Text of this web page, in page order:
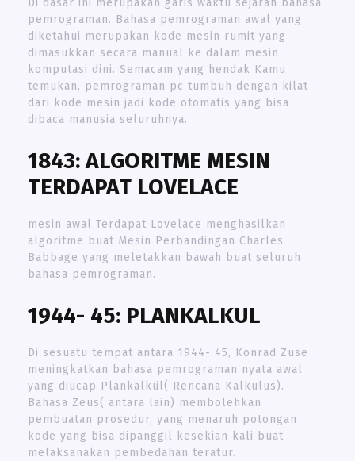
Di dasar ini merupakan garis waktu sejarah bahasa
pemrograman. Bahasa pemrograman awal yang
diketahui merupakan kode mesin rumit yang
dimasukkan secara manual ke dalam mesin
komputasi dini. Semacam yang hendak Kamu
temukan, pemrograman pc tumbuh dengan kilat
dari kode mesin jadi kode otomatis yang bisa
dibaca manusia seluruhnya.
1843: ALGORITME MESIN
TERDAPAT LOVELACE
mesin awal Terdapat Lovelace menghasilkan
algoritme buat Mesin Perbandingan Charles
Babbage yang meletakkan bawah buat seluruh
bahasa pemrograman.
1944- 45: PLANKALKUL
Di sesuatu tempat antara 1944- 45, Konrad Zuse
meningkatkan bahasa pemrograman nyata awal
yang diucap Plankalkül( Rencana Kalkulus).
Bahasa Zeus( antara lain) membolehkan
pembuatan prosedur, yang menaruh potongan
kode yang bisa dipanggil kesekian kali buat
melaksanakan pembedahan teratur.